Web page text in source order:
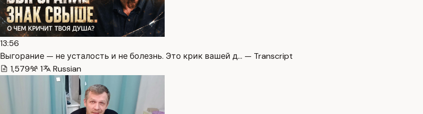
13:56
Выгорание — не усталость и не болезнь. Это крик вашей д… — Transcript
1,579
1 Russian